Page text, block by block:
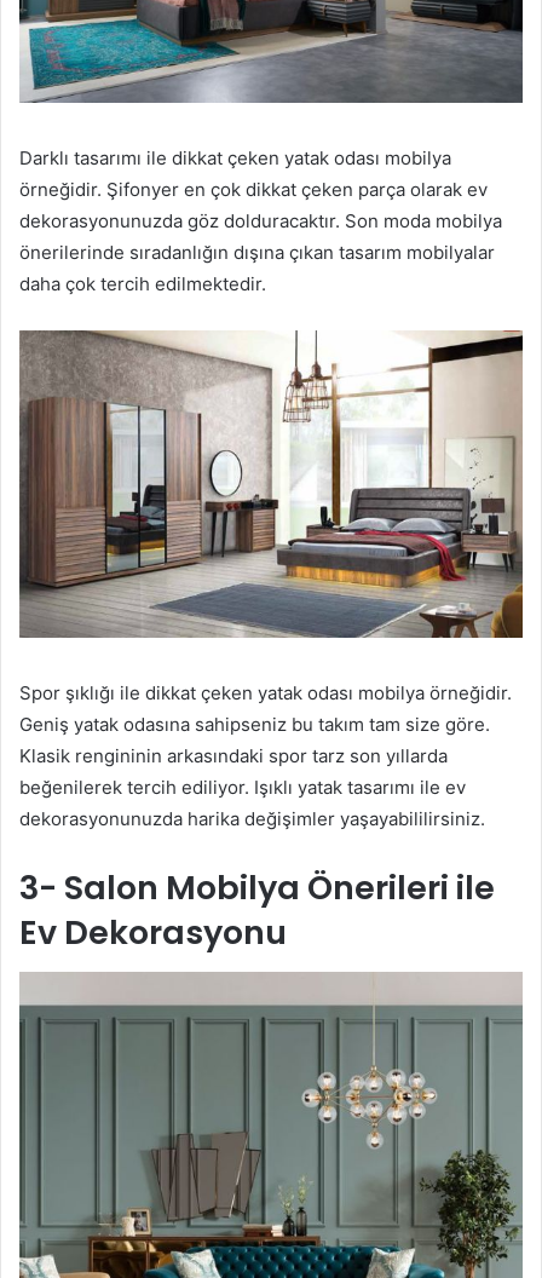
Darklı tasarımı ile dikkat çeken yatak odası mobilya
örneğidir. Şifonyer en çok dikkat çeken parça olarak ev
dekorasyonunuzda göz dolduracaktır. Son moda mobilya
önerilerinde sıradanlığın dışına çıkan tasarım mobilyalar
daha çok tercih edilmektedir.
Spor şıklığı ile dikkat çeken yatak odası mobilya örneğidir.
Geniş yatak odasına sahipseniz bu takım tam size göre.
Klasik rengininin arkasındaki spor tarz son yıllarda
beğenilerek tercih ediliyor. Işıklı yatak tasarımı ile ev
dekorasyonunuzda harika değişimler yaşayabililirsiniz.
3- Salon Mobilya Önerileri ile
Ev Dekorasyonu